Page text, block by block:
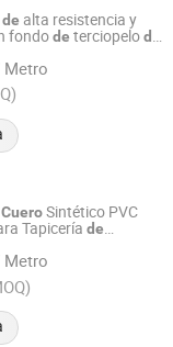
de alta resistencia y
fondode terciopelode
CueroSintético PVC
Tapicería de